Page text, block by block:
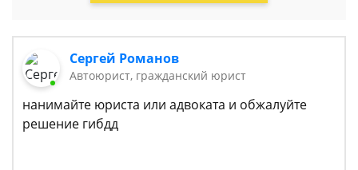
Сергей Романов
Автоюрист, гражданский юрист
нанимайте юриста или адвоката и обжалуйте
решение гибдд